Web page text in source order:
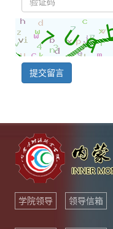
提交留言
学院领导 领导信箱